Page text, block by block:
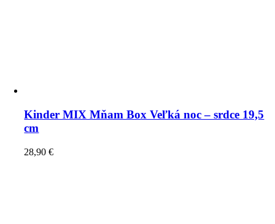
Kinder MIX Mňam Box Veľká noc – srdce 19,5
cm
28,90€